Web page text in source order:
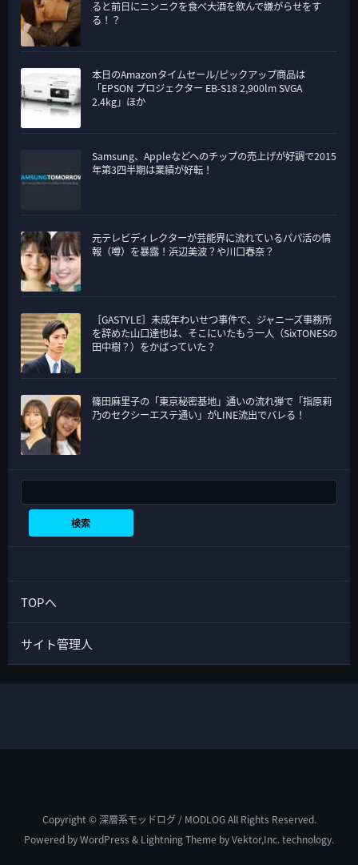
ると前日にニンニクを食べ大酒を飲んで嫌がらせをす
る！？
本日のAmazonタイムセール/ピックアップ商品は
「EPSON プロジェクター EB-S18 2,900lm SVGA
2.4kg」ほか
Samsung、Appleなどへのチップの売上げが好調で2015
年第3四半期は業績が好転！
元テレビディレクターが芸能界に流れているパパ活の情
報（噂）を暴露！浜辺美波？や川口春奈？
［GASTYLE］未成年わいせつ事件で、ジャニーズ事務所
を辞めた山口達也は、そこにいたもう一人（SixTONESの
田中樹？）をかばっていた？
篠田麻里子の「東京秘密基地」通いの流れ弾で「指原莉
乃のセクシーエステ通い」がLINE流出でバレる！
検索
TOPへ
サイト管理人
Copyright © 深層系モッドログ / MODLOG All Rights Reserved.
Powered byWordPress & Lightning Theme by Vektor,Inc. technology.